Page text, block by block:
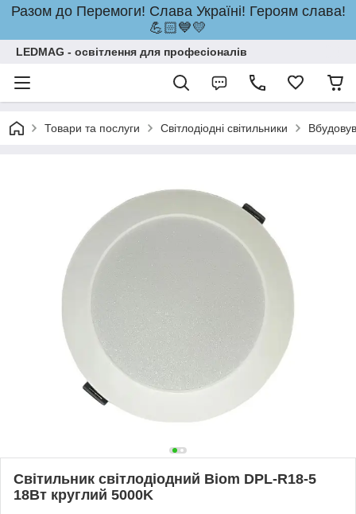
Разом до Перемоги! Слава Україні! Героям слава!
💪🏻💙💛
LEDMAG - освітлення для професіоналів
Товари та послуги Світлодіодні світильники
Світильник свiтлодiодний Biom DPL-R18-5
18Вт круглий 5000K